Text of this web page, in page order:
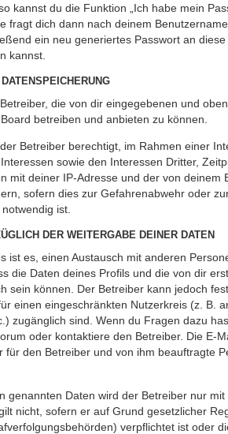
kannst du die Funktion „Ich habe mein
fragt dich dann nach deinem
ein neu generiertes Passwort an
kannst.
die von dir eingegebenen und
betreiben und anbieten zu können.
Betreiber berechtigt, im Rahmen einer
sowie den Interessen Dritter,
mit deiner IP-Adresse und der von deinem
sofern dies zur Gefahrenabwehr oder
ist.
DER WEITERGABE DEINER DATEN
ist es, einen Austausch mit anderen
die Daten deines Profils und die von dir
sein können. Der Betreiber kann jedoch
einen eingeschränkten Nutzerkreis (z. B.
zugänglich sind. Wenn du Fragen dazu
oder kontaktiere den Betreiber. Die E-
für den Betreiber und von ihm beauftragte
genannten Daten wird der Betreiber nur
nicht, sofern er auf Grund gesetzlicher
verpflichtet ist oder